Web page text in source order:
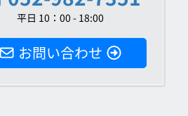
平日 10：00 - 18:00
お問い合わせ